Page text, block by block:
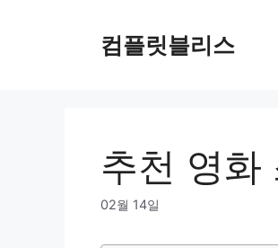
컴플릿블리스
추천 영화
02월 14일